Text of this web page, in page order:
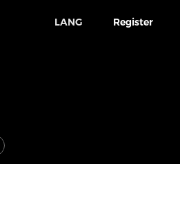
LANG Register